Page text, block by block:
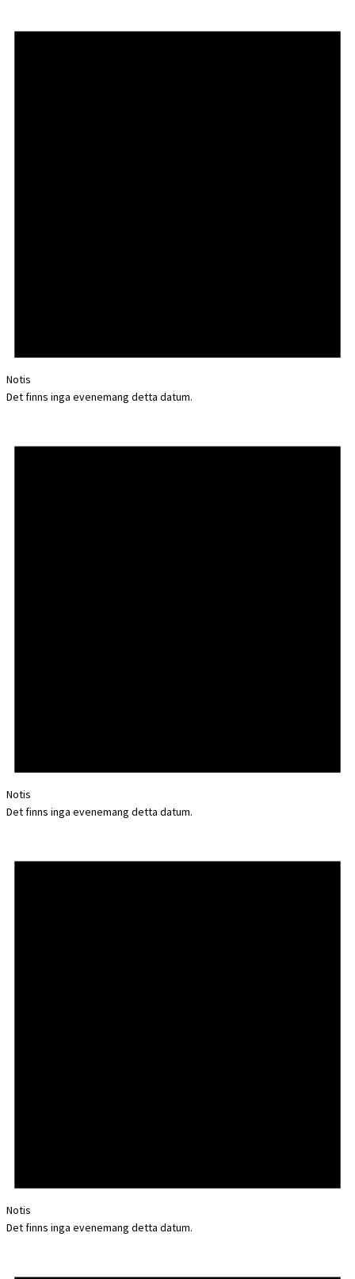
Notis
Det finns inga evenemang detta datum.
Notis
Det finns inga evenemang detta datum.
Notis
Det finns inga evenemang detta datum.